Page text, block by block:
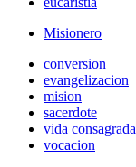
Misionero
conversion
evangelizacion
mision
sacerdote
vida consagrada
vocacion